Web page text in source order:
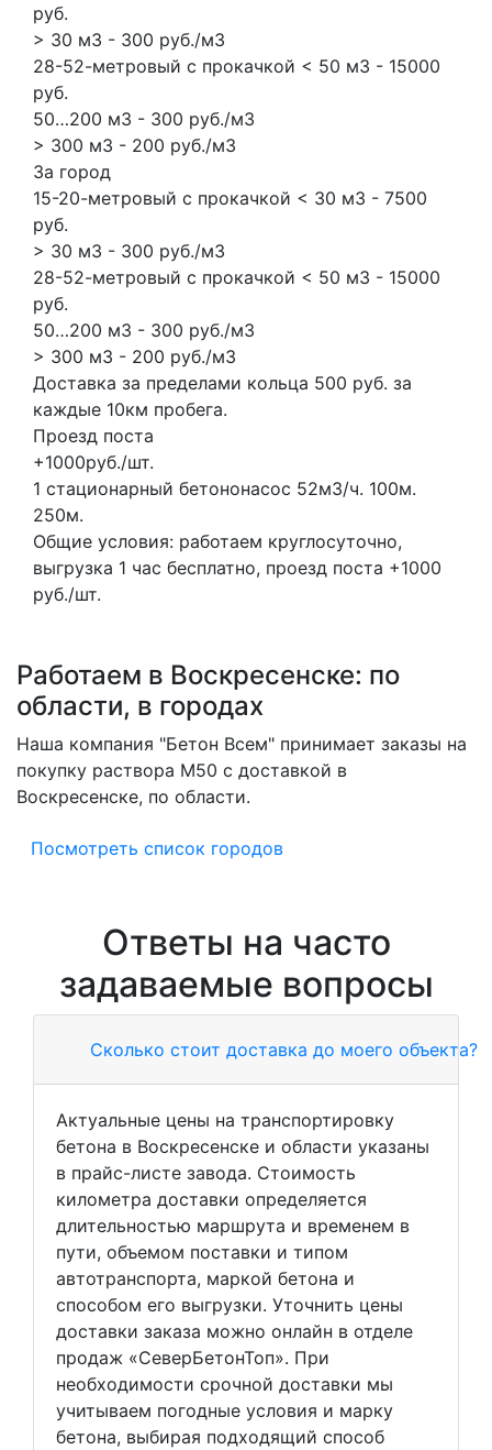
руб.
> 30 м3 - 300 руб./м3
28-52-метровый с прокачкой < 50 м3 - 15000
руб.
50…200 м3 - 300 руб./м3
> 300 м3 - 200 руб./м3
За город
15-20-метровый с прокачкой < 30 м3 - 7500
руб.
> 30 м3 - 300 руб./м3
28-52-метровый с прокачкой < 50 м3 - 15000
руб.
50…200 м3 - 300 руб./м3
> 300 м3 - 200 руб./м3
Доставка за пределами кольца 500 руб. за
каждые 10км пробега.
Проезд поста
+1000руб./шт.
1 стационарный бетононасос 52м3/ч. 100м.
250м.
Общие условия: работаем круглосуточно,
выгрузка 1 час бесплатно, проезд поста +1000
руб./шт.
Работаем в Воскресенске: по
области, в городах
Наша компания "Бетон Всем" принимает заказы на
покупку раствора M50 с доставкой в
Воскресенске, по области.
Посмотреть список городов
Ответы на часто
задаваемые вопросы
Сколько стоит доставка до моего объекта?
Актуальные цены на транспортировку
бетона в Воскресенске и области указаны
в прайс-листе завода. Стоимость
километра доставки определяется
длительностью маршрута и временем в
пути, объемом поставки и типом
автотранспорта, маркой бетона и
способом его выгрузки. Уточнить цены
доставки заказа можно онлайн в отделе
продаж «СеверБетонТоп». При
необходимости срочной доставки мы
учитываем погодные условия и марку
бетона, выбирая подходящий способ